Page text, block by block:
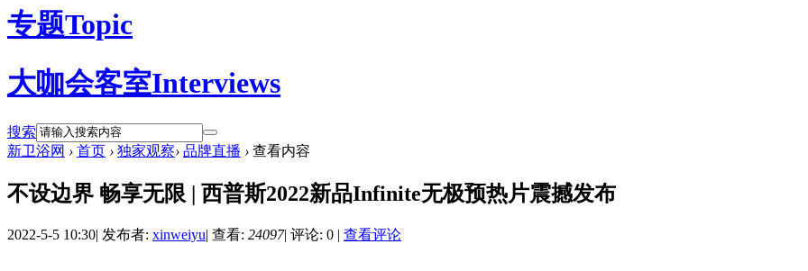
专题Topic
大咖会客室Interviews
搜索
新卫浴网 › 首页 › 独家观察› 品牌直播 › 查看内容
不设边界 畅享无限 | 西普斯2022新品Infinite无极预热片震撼发布
2022-5-5 10:30| 发布者: xinweiyu| 查看: 24097| 评论: 0 | 查看评论